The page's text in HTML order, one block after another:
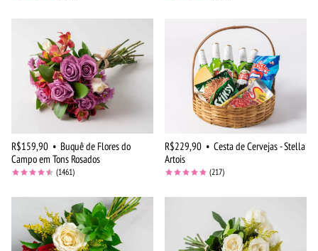
R$159,90 • Buquê de Flores do
Campo em Tons Rosados
(1461)
R$229,90 • Cesta de Cervejas - Stella
Artois
(217)